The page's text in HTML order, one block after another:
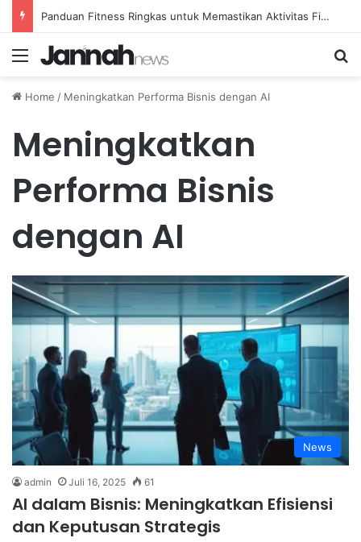
Panduan Fitness Ringkas untuk Memastikan Aktivitas Fisik Anda Tetap Konsisten
Menu
Home / Meningkatkan Performa Bisnis dengan AI
Meningkatkan
Performa Bisnis
dengan AI
News
admin Juli 16, 2025 61
AI dalam Bisnis: Meningkatkan Efisiensi
dan Keputusan Strategis